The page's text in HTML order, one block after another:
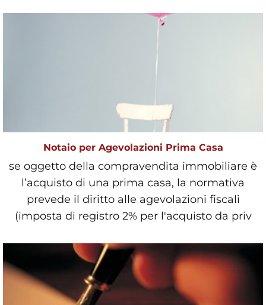
Notaio per Agevolazioni Prima Casa
se oggetto della compravendita immobiliare è
l’acquisto di una prima casa, la normativa
prevede il diritto alle agevolazioni fiscali
(imposta di registro 2% per l'acquisto da priv